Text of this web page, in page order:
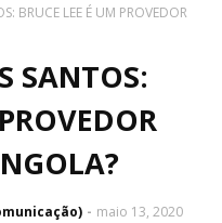
BRUCE LEE É UM PROVEDOR
SANTOS:
maio 13, 2020